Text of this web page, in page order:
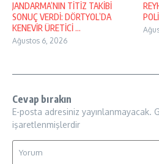
JANDARMA’NIN TİTİZ TAKİBİ
SONUÇ VERDİ: DÖRTYOL’DA
KENEVİR ÜRETİCİ ...
Ağustos 6, 2026
Cevap bırakın
E-posta adresiniz yayınlanmayacak.
işaretlenmişlerdir